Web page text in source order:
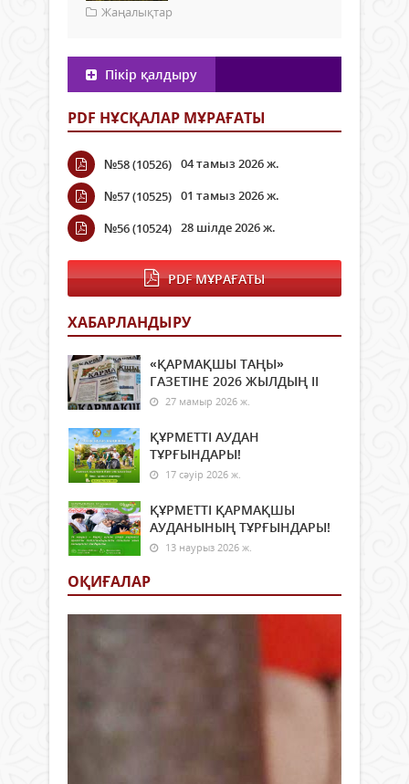
Жаңалықтар
Пікір қалдыру
PDF НҰСҚАЛАР МҰРАҒАТЫ
№58 (10526) 04 тамыз 2026 ж.
№57 (10525) 01 тамыз 2026 ж.
№56 (10524) 28 шілде 2026 ж.
PDF МҰРАҒАТЫ
ХАБАРЛАНДЫРУ
«ҚАРМАҚШЫ ТАҢЫ»
ГАЗЕТІНЕ 2026 ЖЫЛДЫҢ ІI
27 мамыр 2026 ж.
ҚҰРМЕТТІ АУДАН
ТҰРҒЫНДАРЫ!
17 сәуір 2026 ж.
ҚҰРМЕТТІ ҚАРМАҚШЫ
АУДАНЫНЫҢ ТҰРҒЫНДАРЫ!
13 наурыз 2026 ж.
ОҚИҒАЛАР